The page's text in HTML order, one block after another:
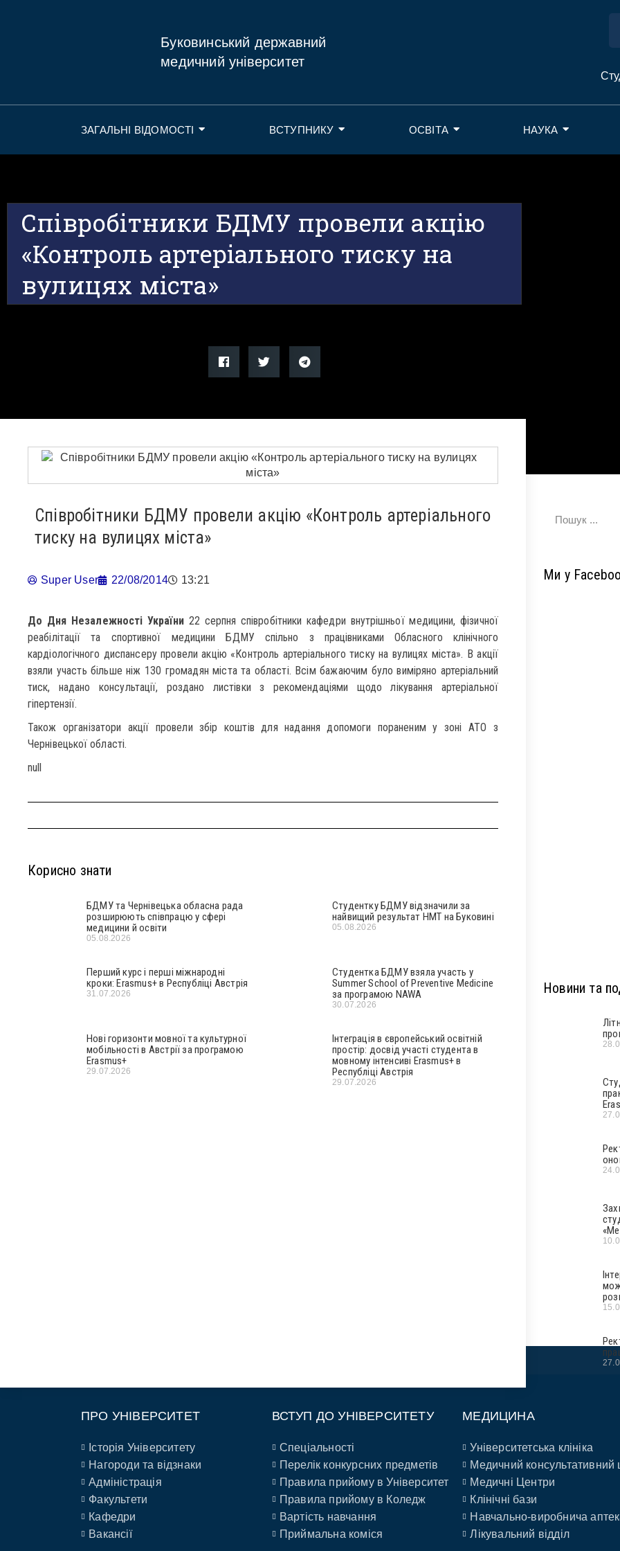
Буковинський державний
медичний університет
ЗАГАЛЬНІ ВІДОМОСТІ ВСТУПНИКУ ОСВІТА НАУКА
Співробітники БДМУ провели акцію
«Контроль артеріального тиску на
вулицях міста»
Співробітники БДМУ провели акцію «Контроль артеріального
тиску на вулицях міста»
Super User 22/08/2014 13:21
До Дня Незалежності України22 серпня співробітники кафедри внутрішньої медицини, фізичної
реабілітації та спортивної медицини БДМУ спільно з працівниками Обласного клінічного
кардіологічного диспансеру провели акцію «Контроль артеріального тиску на вулицях міста». В акції
взяли участь більше ніж 130 громадян міста та області. Всім бажаючим було виміряно артеріальний
тиск, надано консультації, роздано листівки з рекомендаціями щодо лікування артеріальної
гіпертензії.
Також організатори акції провели збір коштів для надання допомоги пораненим у зоні АТО з
Чернівецької області.
null
Корисно знати
БДМУ та Чернівецька обласна рада
розширюють співпрацю у сфері
медицини й освіти
05.08.2026
Студентку БДМУ відзначили за
найвищий результат НМТ на Буковині
05.08.2026
Перший курс і перші міжнародні
кроки: Erasmus+ в Республіці Австрія
31.07.2026
Студентка БДМУ взяла участь у
Summer School of Preventive Medicine
за програмою NAWA
30.07.2026
Нові горизонти мовної та культурної
мобільності в Австрії за програмою
Erasmus+
29.07.2026
Інтеграція в європейський освітній
простір: досвід участі студента в
мовному інтенсиві Erasmus+ в
Республіці Австрія
29.07.2026
Ми у
Новини та
ПРО УНІВЕРСИТЕТ
Історія Університету
Нагороди та відзнаки
Адміністрація
Факультети
Кафедри
Вакансії
ВСТУП ДО УНІВЕРСИТЕТУ
Спеціальності
Перелік конкурсних предметів
Правила прийому в Університет
Правила прийому в Коледж
Вартість навчання
Приймальна коміся
МЕДИЦИНА
Університетська клініка
Медичний консультативний
Медичні Центри
Клінічні бази
Навчально-виробнича
Лікувальний відділ